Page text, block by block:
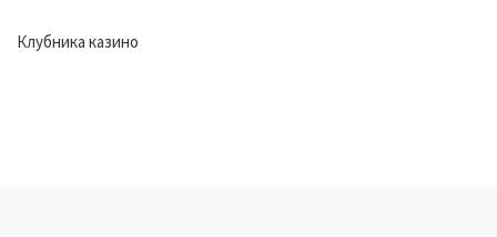
Клубника казино